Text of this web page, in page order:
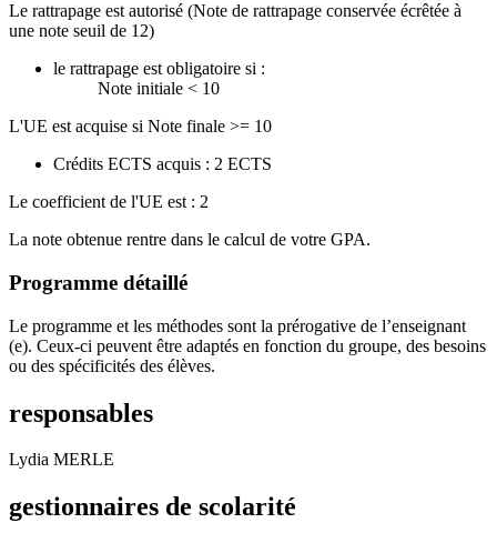
Le rattrapage est autorisé (Note de rattrapage conservée écrêtée à
une note seuil de 12)
le rattrapage est obligatoire si :
Note initiale < 10
L'UE est acquise si Note finale >= 10
Crédits ECTS acquis : 2 ECTS
Le coefficient de l'UE est : 2
La note obtenue rentre dans le calcul de votre GPA.
Programme détaillé
Le programme et les méthodes sont la prérogative de l’enseignant
(e). Ceux-ci peuvent être adaptés en fonction du groupe, des besoins
ou des spécificités des élèves.
responsables
Lydia MERLE
gestionnaires de scolarité